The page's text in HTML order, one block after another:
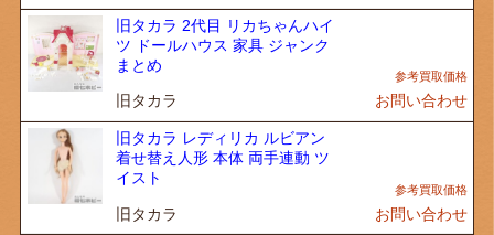
旧タカラ 2代目 リカちゃんハイ
ツ ドールハウス 家具 ジャンク
まとめ
旧タカラ お問い合わせ
旧タカラ レディリカ ルビアン
着せ替え人形 本体 両手連動 ツ
イスト
旧タカラ お問い合わせ